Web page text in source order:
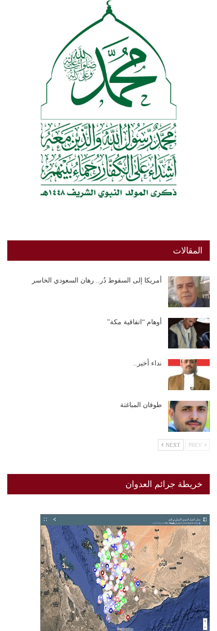
المقالات
أمريكا إلى السقوط دُر.. رهان السعودي الخاسر
أوهام “اتفاقية مكة”
نداء أخير..
طوفان المباغتة
NEXT
خريطة جرائم العدوان